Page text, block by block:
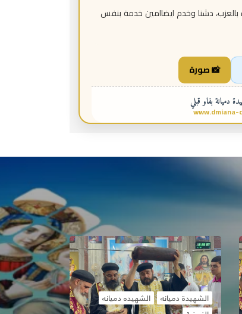
دشنا وخدم ايضاامين خدمة بنفس
📸 صورة
دميانة بفاو قبلي
www.dmiana-
الشهيدة دميانه
الشهيده دميانه